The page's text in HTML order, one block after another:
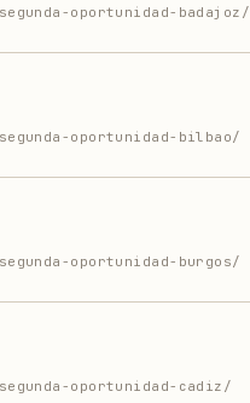
oportunidad-badajoz/
oportunidad-bilbao/
oportunidad-burgos/
oportunidad-cadiz/